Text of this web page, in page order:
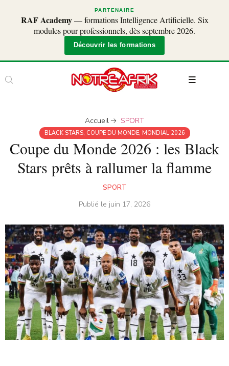
PARTENAIRE
RAF Academy— formations Intelligence Artificielle. Six
modules pour professionnels, dès septembre 2026.
Découvrir les formations
Accueil SPORT
BLACK STARS, COUPE DU MONDE, MONDIAL 2026
Coupe du Monde 2026 : les Black
Stars prêts à rallumer la flamme
SPORT
Publié le juin 17, 2026